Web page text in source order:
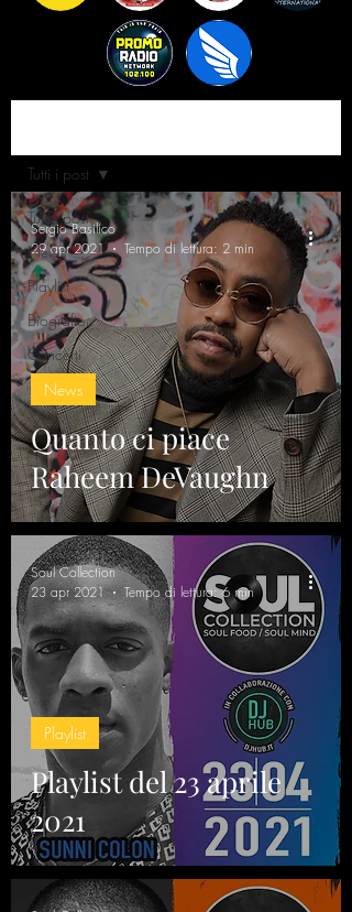
Tutti i post
News
Playlist
Biografie
Concerti
Tutti i post
Quanto ci piace
Raheem DeVaughn
News
Sergio Basilico
29 apr 2021
Tempo di lettura: 2 min
Playlist del 23 aprile
2021
Playlist
Soul Collection
23 apr 2021
Tempo di lettura: 6 min